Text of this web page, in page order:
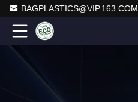
BAGPLASTICS@VIP.163.COM